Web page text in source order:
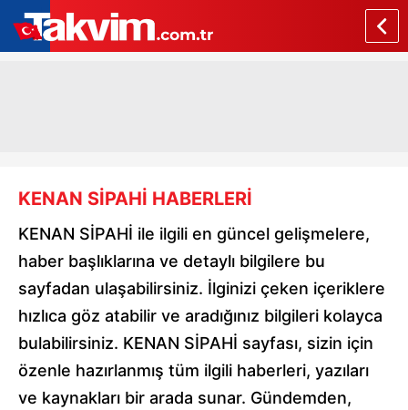
KENAN SİPAHİ HABERLERİ
KENAN SİPAHİ ile ilgili en güncel gelişmelere,
haber başlıklarına ve detaylı bilgilere bu
sayfadan ulaşabilirsiniz. İlginizi çeken içeriklere
hızlıca göz atabilir ve aradığınız bilgileri kolayca
bulabilirsiniz. KENAN SİPAHİ sayfası, sizin için
özenle hazırlanmış tüm ilgili haberleri, yazıları
ve kaynakları bir arada sunar. Gündemden,